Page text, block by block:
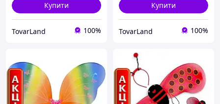
Купити
TovarLand 100%
Купити
TovarLand 100%